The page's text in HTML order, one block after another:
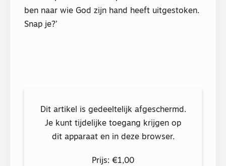
ben naar wie God zijn hand heeft uitgestoken.
Snap je?’
Dit artikel is gedeeltelijk afgeschermd.
Je kunt tijdelijke toegang krijgen op
dit apparaat en in deze browser.
Prijs: €1,00